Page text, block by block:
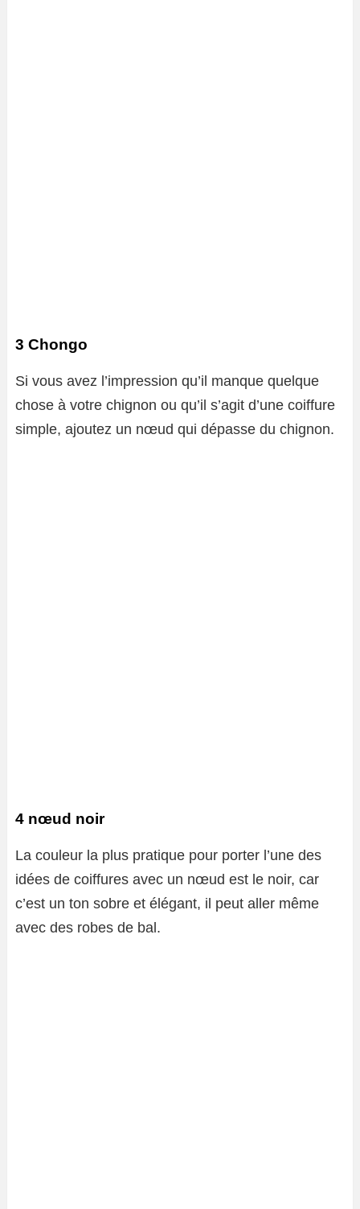
3 Chongo
Si vous avez l’impression qu’il manque quelque
chose à votre chignon ou qu’il s’agit d’une coiffure
simple, ajoutez un nœud qui dépasse du chignon.
4 nœud noir
La couleur la plus pratique pour porter l’une des
idées de coiffures avec un nœud est le noir, car
c’est un ton sobre et élégant, il peut aller même
avec des robes de bal.